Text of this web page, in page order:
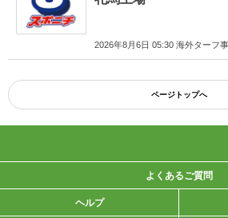
2026年8月6日 05:30 海外ターフ
ページトップへ
よくあるご質問
ヘルプ